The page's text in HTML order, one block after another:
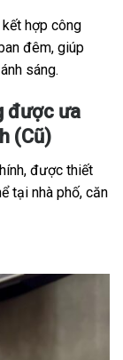
hợp công
đêm, giúp
sáng.
được ưa
(Cũ)
được thiết
tại nhà phố, căn